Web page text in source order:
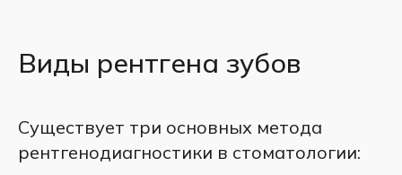
Виды рентгена зубов
Существует три основных метода
рентгенодиагностики в стоматологии: